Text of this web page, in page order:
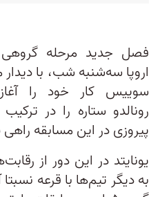
فصل جدید مرحله گروهی
اروپا سه‌شنبه شب، با دیدار
سوییس کار خود را
رونالدو ستاره را در
پیروزی در این مسابقه
یونایتد در این دور از
به دیگر تیم‌ها با قرعه